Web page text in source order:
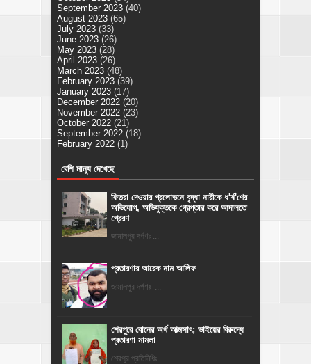
September 2023 (40)
August 2023 (65)
July 2023 (33)
June 2023 (26)
May 2023 (28)
April 2023 (26)
March 2023 (48)
February 2023 (39)
January 2023 (17)
December 2022 (20)
November 2022 (23)
October 2022 (21)
September 2022 (18)
February 2022 (1)
বেশি মানুষ দেখেছে
ফিতরা দেওয়ার প্রলোভনে বৃদ্ধা নারীকে ধ'র্ষ'ণের
অভিযোগ, অভিযুক্তকে গ্রেপ্তার করে আদালতে
প্রেরণ
জামালপুর দর্পণঃ ...
প্রতারণার আরেক নাম আলিফ
জামালপুর দর্পণঃ ...
শেরপুরে বোনের অর্থ আত্মসাৎ; ভাইয়ের বিরুদ্ধে
প্রতারণা মামলা
শেরপুর প্রতিনিধিঃ ...